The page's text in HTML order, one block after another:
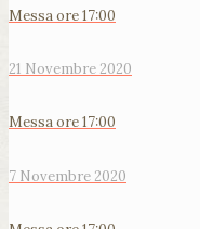
Messa ore 17:00
21 Novembre 2020
Messa ore 17:00
7 Novembre 2020